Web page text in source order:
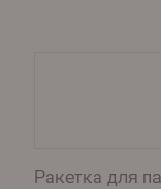
Ракетка для